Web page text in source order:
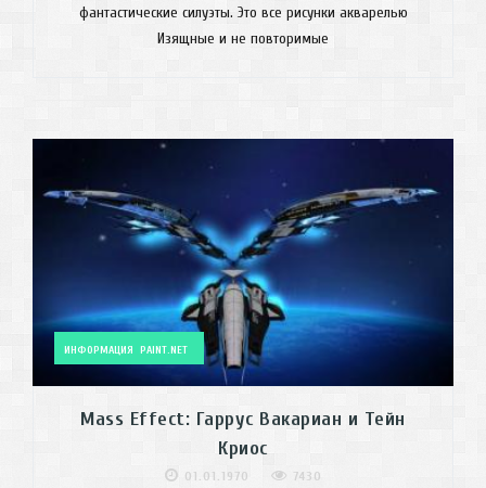
фантастические силуэты. Это все рисунки акварелью
Изящные и не повторимые
ИНФОРМАЦИЯ PAINT.NET
Mass Effect: Гаррус Вакариан и Тейн
Криос
01.01.1970 7430